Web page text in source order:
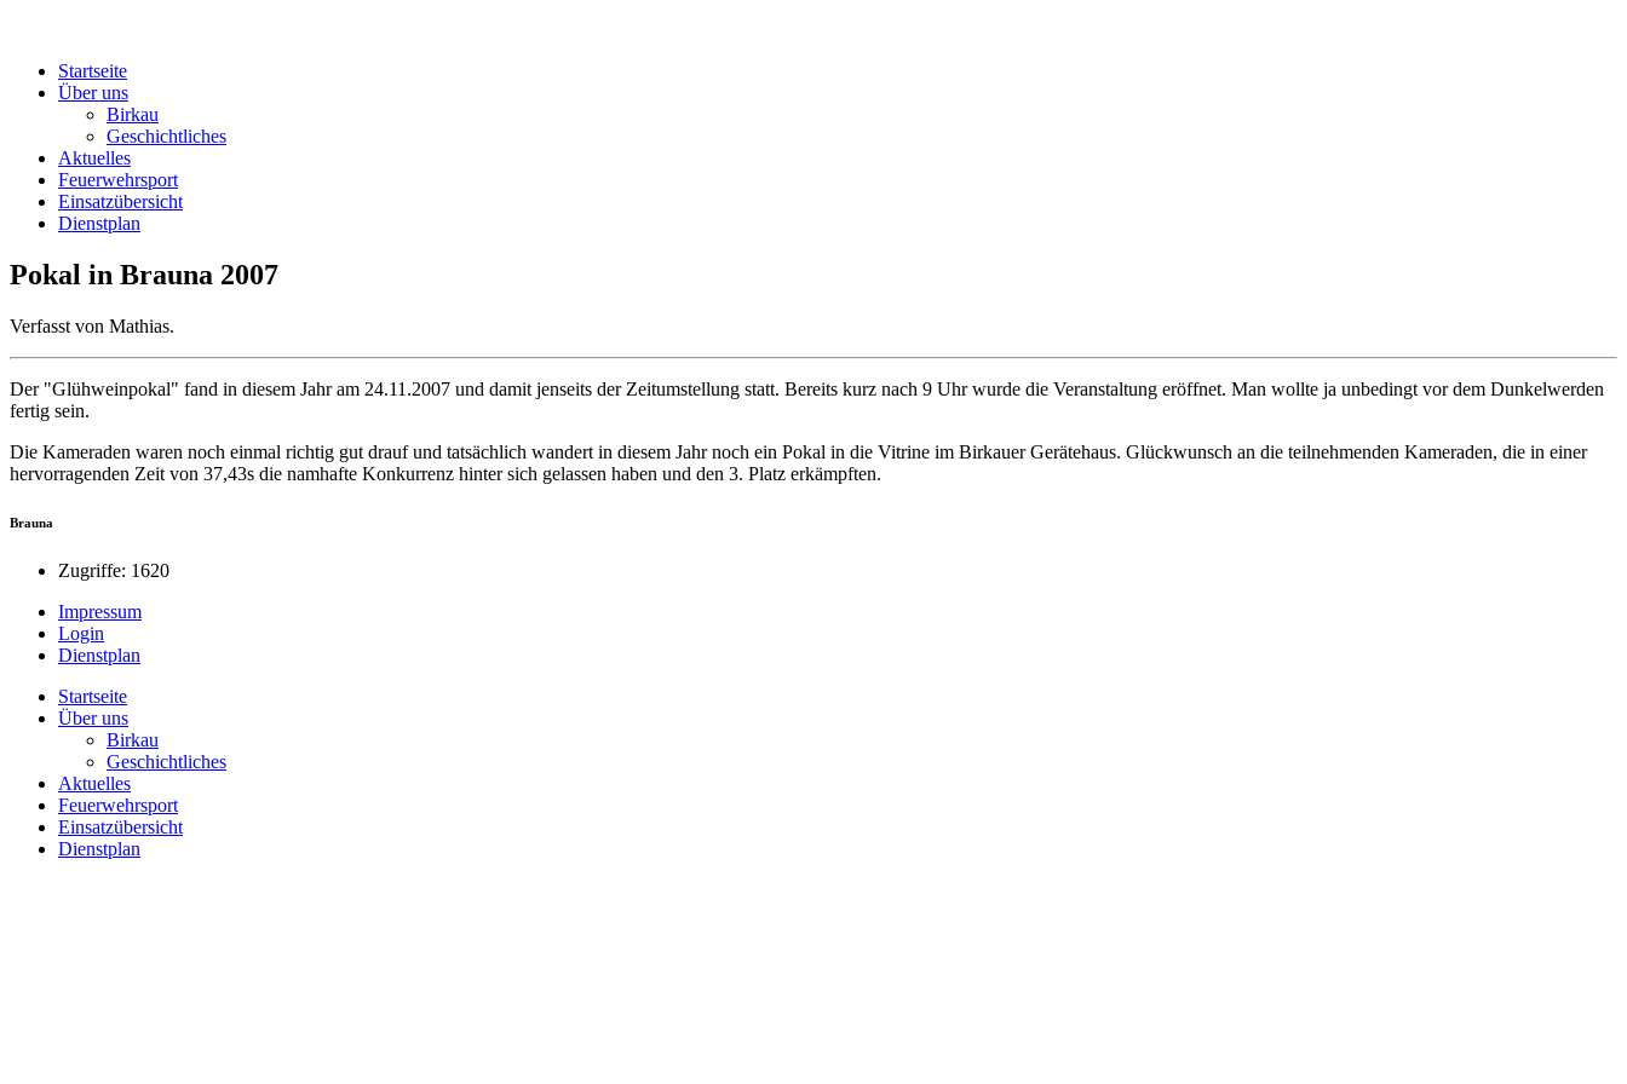
Startseite
Über uns
Birkau
Geschichtliches
Aktuelles
Feuerwehrsport
Einsatzübersicht
Dienstplan
Pokal in Brauna 2007
Verfasst von Mathias.
Der "Glühweinpokal" fand in diesem Jahr am 24.11.2007 und damit jenseits der Zeitumstellung statt. Bereits kurz nach 9 Uhr wurde die Veranstaltung eröffnet. Man wollte ja unbedingt vor dem Dunkelwerden
fertig sein.
Die Kameraden waren noch einmal richtig gut drauf und tatsächlich wandert in diesem Jahr noch ein Pokal in die Vitrine im Birkauer Gerätehaus. Glückwunsch an die teilnehmenden Kameraden, die in einer
hervorragenden Zeit von 37,43s die namhafte Konkurrenz hinter sich gelassen haben und den 3. Platz erkämpften.
Brauna
Zugriffe: 1620
Impressum
Login
Dienstplan
Startseite
Über uns
Birkau
Geschichtliches
Aktuelles
Feuerwehrsport
Einsatzübersicht
Dienstplan